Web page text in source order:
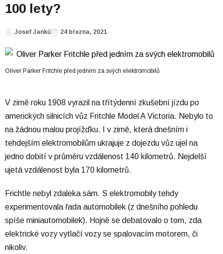
100 lety?
Josef Janků 24 března, 2021
Oliver Parker Fritchle před jedním za svých elektromobilů
V zimě roku 1908 vyrazil na třítýdenní zkušební jízdu po
amerických silnicích vůz Fritchle Model A Victoria. Nebylo to
na žádnou malou projížďku. I v zimě, která dnešním i
tehdejším elektromobilům ukrajuje z dojezdu vůz ujel na
jedno dobití v průměru vzdálenost 140 kilometrů. Nejdelší
ujetá vzdálenost byla 170 kilometrů.
Frichtle nebyl zdaleka sám. S elektromobily tehdy
experimentovala řada automobilek (z dnešního pohledu
spíše miniautomobilek). Hojně se debatovalo o tom, zda
elektrické vozy vytlačí vozy se spalovacím motorem, či
nikoliv.